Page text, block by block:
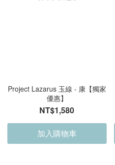
Project Lazarus 玉線 - 康【獨家
優惠】
NT$1,580
加入購物車